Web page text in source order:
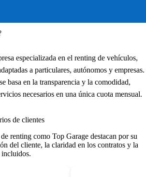
especializada en el renting de vehículos,
a particulares, autónomos y empresas.
basa en la transparencia y la comodidad,
necesarios en una única cuota mensual.
de clientes
renting como Top Garage destacan por su
del cliente, la claridad en los contratos y la